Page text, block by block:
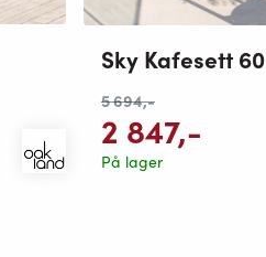
Sky Kafesett 60
5 694,-
2 847,-
På lager